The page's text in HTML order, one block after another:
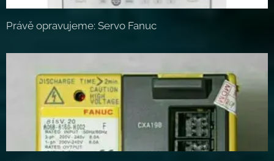
Právě opravujeme: Servo Fanuc